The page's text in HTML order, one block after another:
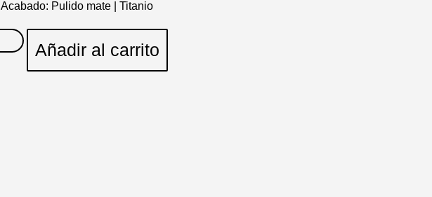
Acabado: Pulido mate | Titanio
Añadir al carrito